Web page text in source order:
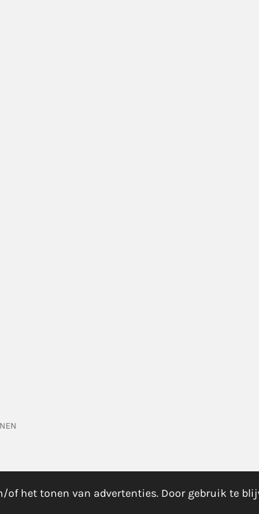
of het tonen van advertenties. Door gebruik te